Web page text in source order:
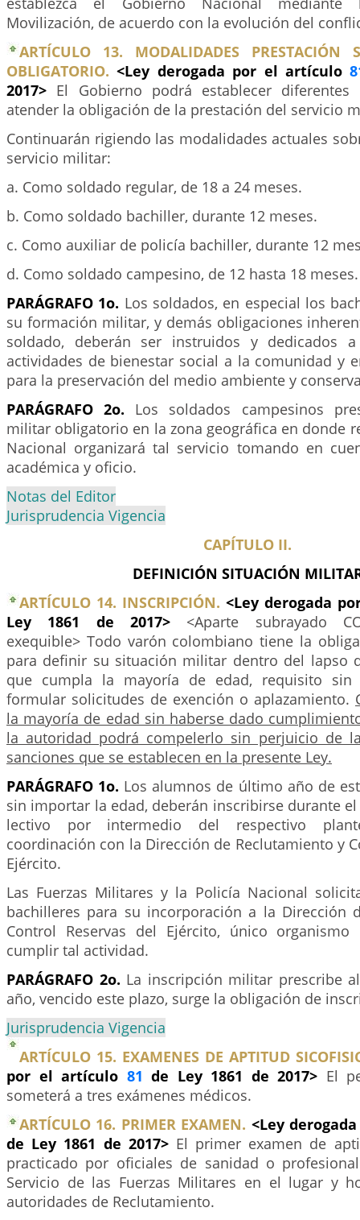
Movilización, de acuerdo con la evolución del
ARTÍCULO 13. MODALIDADES PRESTACIÓN
OBLIGATORIO. <Ley derogada por el artículo
2017> El Gobierno podrá establecer diferentes
atender la obligación de la prestación del servicio
Continuarán rigiendo las modalidades actuales
servicio militar:
a. Como soldado regular, de 18 a 24 meses.
b. Como soldado bachiller, durante 12 meses.
c. Como auxiliar de policía bachiller, durante 12
d. Como soldado campesino, de 12 hasta 18 meses.
PARÁGRAFO 1o. Los soldados, en especial los
su formación militar, y demás obligaciones
soldado, deberán ser instruidos y dedicados
actividades de bienestar social a la comunidad y
para la preservación del medio ambiente y
PARÁGRAFO 2o. Los soldados campesinos
militar obligatorio en la zona geográfica en donde
Nacional organizará tal servicio tomando en
académica y oficio.
Notas del Editor
Jurisprudencia Vigencia
CAPÍTULO II.
DEFINICIÓN SITUACIÓN
ARTÍCULO 14. INSCRIPCIÓN. <Ley derogada
Ley 1861 de 2017> <Aparte subrayado
exequible> Todo varón colombiano tiene la
para definir su situación militar dentro del lapso
que cumpla la mayoría de edad, requisito
formular solicitudes de exención o aplazamiento.
la mayoría de edad sin haberse dado
la autoridad podrá compelerlo sin perjuicio de
sanciones que se establecen en la presente Ley.
PARÁGRAFO 1o. Los alumnos de último año de
sin importar la edad, deberán inscribirse durante
lectivo por intermedio del respectivo
coordinación con la Dirección de Reclutamiento y
Ejército.
Las Fuerzas Militares y la Policía Nacional
bachilleres para su incorporación a la Dirección
Control Reservas del Ejército, único
cumplir tal actividad.
PARÁGRAFO 2o. La inscripción militar prescribe
año, vencido este plazo, surge la obligación de
Jurisprudencia Vigencia
ARTÍCULO 15. EXAMENES DE APTITUD
por el artículo 81 de Ley 1861 de 2017> El
someterá a tres exámenes médicos.
ARTÍCULO 16. PRIMER EXAMEN. <Ley
de Ley 1861 de 2017> El primer examen de
practicado por oficiales de sanidad o
Servicio de las Fuerzas Militares en el lugar y
autoridades de Reclutamiento.